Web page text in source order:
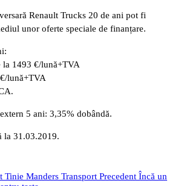
Renault Trucks 20 de ani pot fi
unor oferte speciale de finanțare.
la 1493 €/lună+TVA
lună+TVA
5 ani: 3,35% dobândă.
la 31.03.2019.
Precedent Încă un